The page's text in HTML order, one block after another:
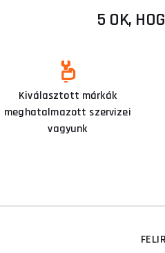
5 OK,
Kiválasztott márkák
meghatalmazott szervizei
vagyunk